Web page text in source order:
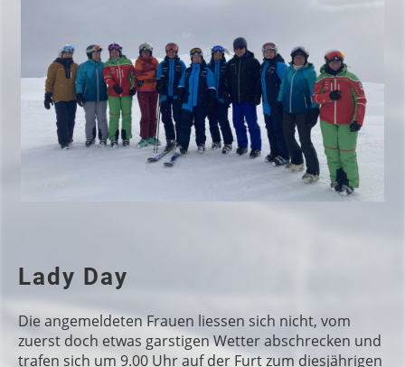
Lady Day
Die angemeldeten Frauen liessen sich nicht, vom
zuerst doch etwas garstigen Wetter abschrecken und
trafen sich um 9.00 Uhr auf der Furt zum diesjährigen